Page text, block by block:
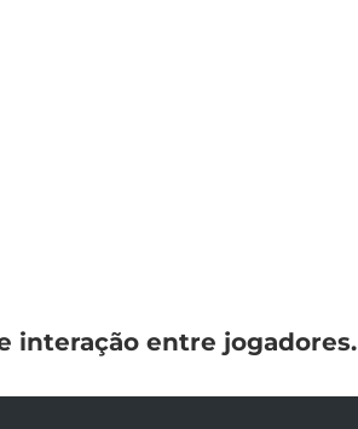
interação entre jogadores.